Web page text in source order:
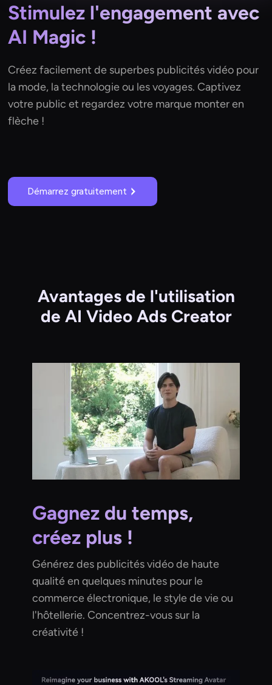
Stimulez l'engagement avec
AI Magic !
Créez facilement de superbes publicités vidéo pour
la mode, la technologie ou les voyages. Captivez
votre public et regardez votre marque monter en
flèche !
Démarrez gratuitement
Avantages de l'utilisation
de AI Video Ads Creator
Gagnez du temps,
créez plus !
Générez des publicités vidéo de haute
qualité en quelques minutes pour le
commerce électronique, le style de vie ou
l'hôtellerie. Concentrez-vous sur la
créativité !